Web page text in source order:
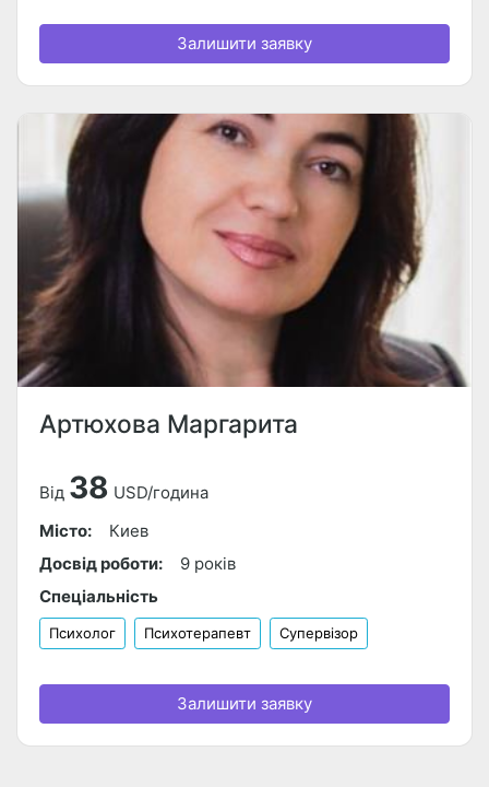
Залишити заявку
Артюхова Маргарита
Від 38 USD/година
Місто:
Киев
Досвід роботи:
9 років
Спеціальність
Психолог Психотерапевт Супервізор
Залишити заявку